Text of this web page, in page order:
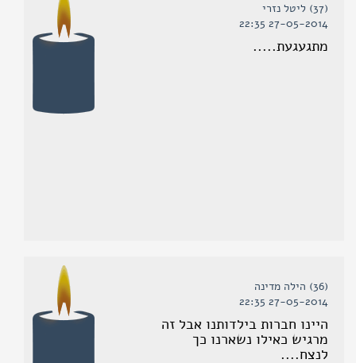
(37) ליטל נזרי
27-05-2014 22:35
מתגעגעת.....
(36) הילה מדינה
27-05-2014 22:35
היינו חברות בילדותנו אבל זה
מרגיש כאילו נשארנו כך
לנצח....